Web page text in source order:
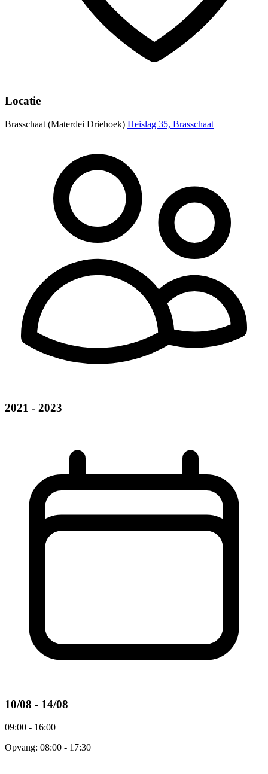
Locatie
Brasschaat (Materdei Driehoek) Heislag 35, Brasschaat
2021 - 2023
10/08 - 14/08
09:00 - 16:00
Opvang: 08:00 - 17:30